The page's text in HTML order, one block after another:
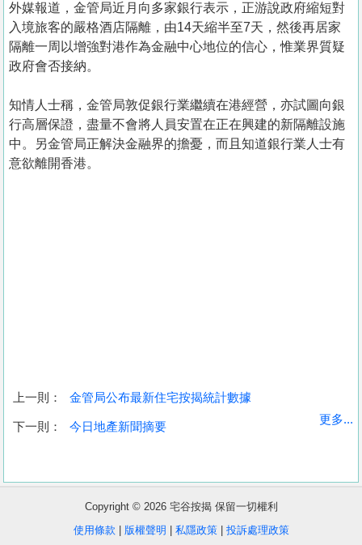
收
盤
外媒報道，金管局近月向多家銀行表示，正游說政府縮短對
入境旅客的嚴格酒店隔離，由14天縮半至7天，然後再居家
隔離一周以增強對港作為金融中心地位的信心，惟業界質疑
政府會否接納。
知情人士稱，金管局敦促銀行業繼續在港經營，亦試圖向銀
行高層保證，盡量不會將人員安置在正在興建的新隔離設施
中。另金管局正解決金融界的擔憂，而且知道銀行業人士有
意欲離開香港。
上一則： 金管局公布最新住宅按揭統計數據
下一則： 今日地產新聞摘要
更多...
Copyright © 2026 宅谷按揭 保留一切權利
使用條款
版權聲明 私隱政策| 投訴處理政策